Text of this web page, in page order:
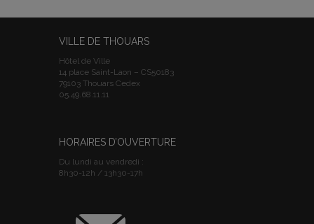
VILLE DE THOUARS
Hôtel de Ville
14 place Saint-Laon – CS50183
79103 Thouars Cedex
05.49.68.11.11
HORAIRES D’OUVERTURE
Du lundi au vendredi :
8h30-12h / 13h30-17h